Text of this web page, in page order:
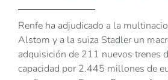
Renfe ha adjudicado a la
Alstom y a la suiza Stadler un
adquisición de 211 nuevos trenes
capacidad por 2.445 millones de